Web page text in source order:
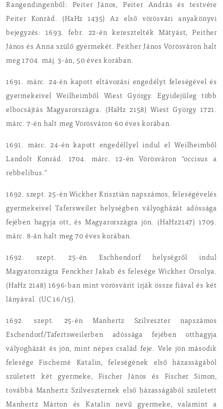
Rangendingenből: Peiter János, Peiter András és testvére
Peiter Konrád. (HaHz 1435) Az első vörösvári anyakönyvi
bejegyzés: 1693. febr. 22-én keresztelték Mátyást, Peither
János és Anna szülő gyermekét. Peither János Vörösváron halt
meg 1704. máj. 3-án, 50 éves korában.
1691. márc. 24-én kapott eltávozási engedélyt feleségével és
gyermekeivel Weilheimből Wiest György. Egyidejűleg több
elbocsájtás Magyarországra. (HaHz 2158) Wiest György 1721.
márc. 7-én halt meg Vörösváron 60 éves korában.
1691. márc. 24-én kapott engedéllyel indul el Weilheimből
Landolt Konrád. 1704. márc. 12-én Vörösváron “occisus a
rebbelibus.”
1692. szept. 25-én Wickher Krisztián napszámos, feleségévelés
gyermekeivel Tafersweiler helységben vályogházát adóssága
fejében hagyja ott, és Magyarországra jön. (HaHz2147) 1709.
márc. 8-án halt meg 70 éves korában.
1692. szept. 25-én Eschhendorf helységről indul
Magyarországra Fenckher Jakab és felesége Wickher Orsolya.
(HaHz 2148) 1696-ban mint vörösvárit írják össze fiával és két
lányával. (UC 16/15).
1692. szept. 25-én Manhertz Szilveszter napszámos
Eschendorf/Tafertsweilerben adóssága fejében otthagyja
vályogházát és jön, mint népes család feje. Vele jön második
felesége Fischerné Katalin, feleségének első házasságából
született két gyermeke, Fischer János és Fischer Simon,
továbbá Manhertz Szilveszternek első házasságából született
Manhertz Márton és Katalin nevű gyermeke, valamint a